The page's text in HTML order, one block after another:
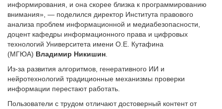
информирования, и она скорее близка к программированию
внимания», — поделился директор Института правового
анализа проблем информационной и медиабезопасности,
доцент кафедры информационного права и цифровых
технологий Университета имени О.Е. Кутафина
(МГЮА) Владимир Никишин
Из-за развития алгоритмов, генеративного ИИ и
нейротехнологий традиционные механизмы проверки
информации перестают работать.
Пользователи с трудом отличают достоверный контент от